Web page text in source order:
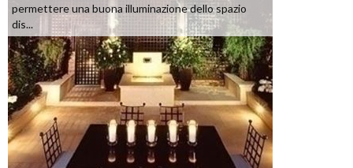
permettere una buona illuminazione dello spazio
dis...